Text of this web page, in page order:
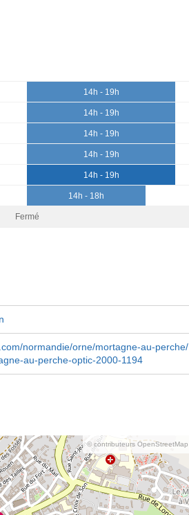
14h - 19h
14h - 19h
14h - 19h
14h - 19h
14h - 19h
14h - 18h
Fermé
normandie/orne/mortagne-au-perche/
au-perche-optic-2000-1194
© contributeurs OpenStreetMap